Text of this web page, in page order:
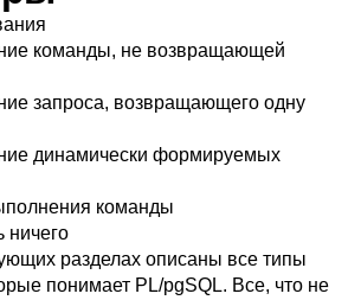
команды, не возвращающей
запроса, возвращающего одну
динамически формируемых
команды
ничего
разделах описаны все типы
понимает PL/pgSQL. Все, что не